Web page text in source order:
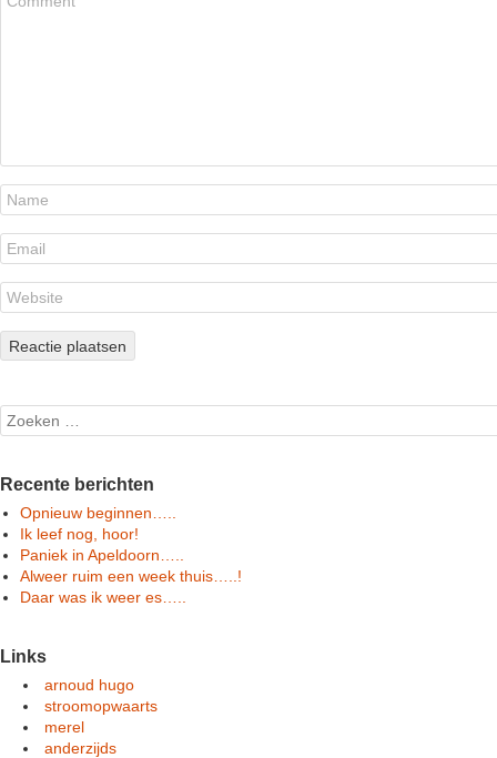
Search
Recente berichten
Opnieuw beginnen…..
Ik leef nog, hoor!
Paniek in Apeldoorn…..
Alweer ruim een week thuis…..!
Daar was ik weer es…..
Links
arnoud hugo
stroomopwaarts
merel
anderzijds